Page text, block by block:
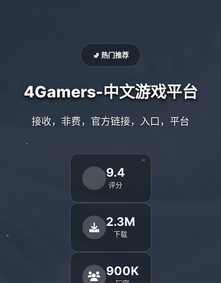
🚽 热门推荐
4Gamers-中文游戏平台
接收，非费，官方链接，入口，平台
9.4
评分
2.3M
下载
900K